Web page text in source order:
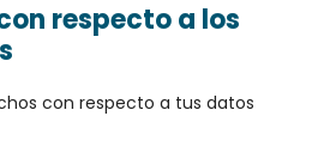
respecto a los
con respecto a tus datos